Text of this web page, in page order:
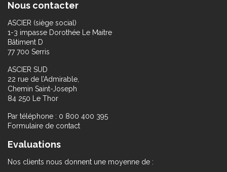
Nous contacter
ASCIER (siège social)
1-3 impasse Dorothée Le Maitre
Bâtiment D
77 700 Serris
ASCIER SUD
22 rue de l’Admirable,
Chemin Saint-Joseph
84 250 Le Thor
Par téléphone : 0 800 400 395
Formulaire de contact
Evaluations
Nos clients nous donnent une moyenne de :